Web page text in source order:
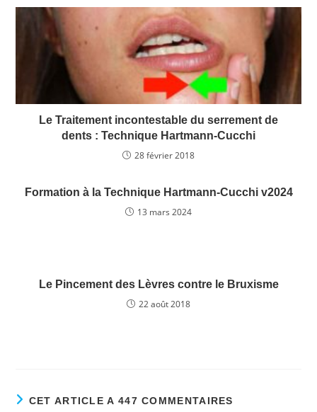
o
o
k
n
Le Traitement incontestable du serrement de
dents : Technique Hartmann-Cucchi
28 février 2018
Formation à la Technique Hartmann-Cucchi v2024
13 mars 2024
Le Pincement des Lèvres contre le Bruxisme
22 août 2018
CET ARTICLE A 447 COMMENTAIRES